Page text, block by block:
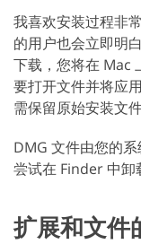
我喜欢安装过程非
的用户也会立即明
下载，您将在 Mac
要打开文件并将应
需保留原始安装文件
DMG 文件由您的
尝试在 Finder 中卸
扩展和文件